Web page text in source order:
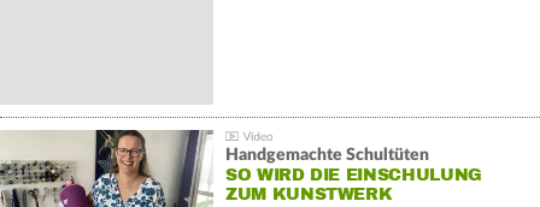
Handgemachte Schultüten
SO WIRD DIE EINSCHULUNG
ZUM KUNSTWERK